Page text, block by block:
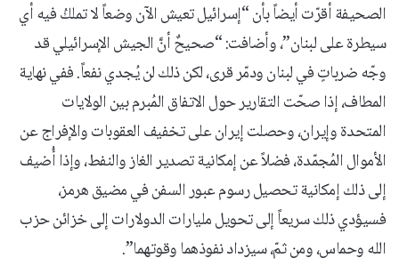
الصحيفة أقرّت أيضاً بأن “إسرائيل تعيش الآن وضعاً لا تملكُ فيه أي
سيطرة على لبنان”، وأضافت: “صحيحٌ أنَّ الجيش الإسرائيلي قد
وجّه ضرباتٍ في لبنان ودمّر قرى، لكن ذلك لن يُجدي نفعاً. ففي نهاية
المطاف، إذا صحّت التقارير حول الاتفاق المُبرم بين الولايات
المتحدة وإيران، وحصلت إيران على تخفيف العقوبات والإفراج عن
الأموال المُجمّدة، فضلاً عن إمكانية تصدير الغاز والنفط، وإذا أُضيف
إلى ذلك إمكانية تحصيل رسوم عبور السفن في مضيق هرمز،
فسيؤدي ذلك سريعاً إلى تحويل مليارات الدولارات إلى خزائن حزب
الله وحماس، ومن ثمّ، سيزداد نفوذهما وقوتهما”.